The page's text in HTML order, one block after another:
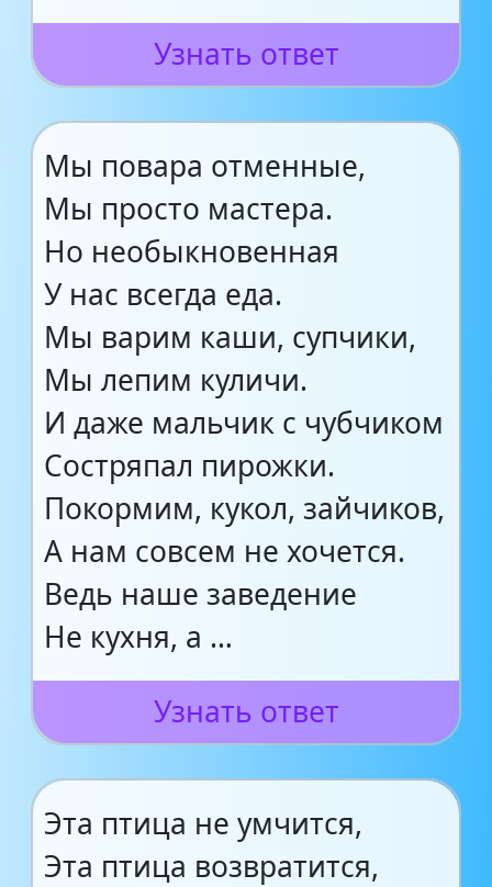
Узнать ответ
Мы повара отменные,
Мы просто мастера.
Но необыкновенная
У нас всегда еда.
Мы варим каши, супчики,
Мы лепим куличи.
И даже мальчик с чубчиком
Состряпал пирожки.
Покормим, кукол, зайчиков,
А нам совсем не хочется.
Ведь наше заведение
Не кухня, а …
Узнать ответ
Эта птица не умчится,
Эта птица возвратится,